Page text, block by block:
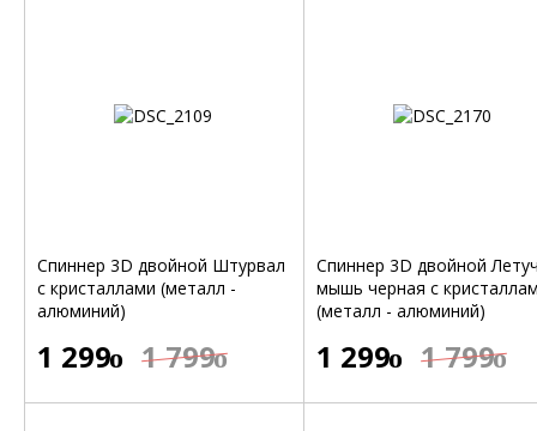
Спиннер 3D двойной Штурвал
с кристаллами (металл -
алюминий)
1 299
o 1 799o
Спиннер 3D двойной
мышь черная с
(металл - алюминий)
1 299
o 1 799o